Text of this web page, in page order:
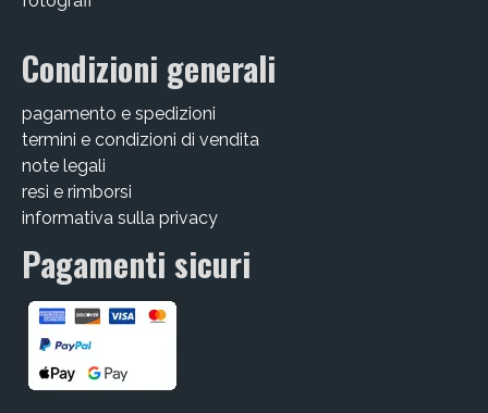
Condizioni generali
pagamento e spedizioni
termini e condizioni di vendita
note legali
resi e rimborsi
informativa sulla privacy
Pagamenti sicuri